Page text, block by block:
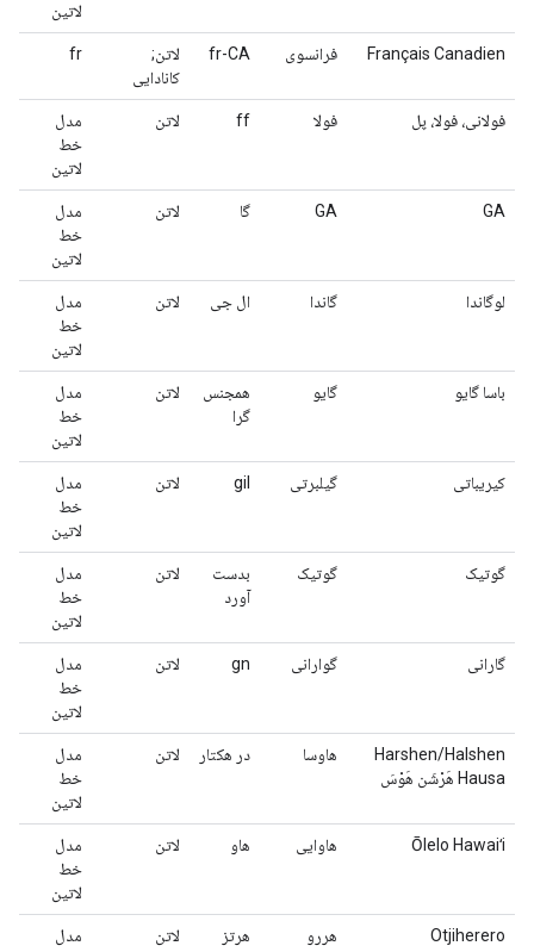
لاتین
Français Canadien فرانسوی fr-CA
لاتن;
کانادایی
fr
فولانی، فولا، پل فولا ff لاتن
مدل
خط
لاتین
GA
GA گا لاتن
مدل
خط
لاتین
لوگاندا گاندا ال جی لاتن
مدل
خط
لاتین
باسا گایو گایو
همجنس
گرا
لاتن
مدل
خط
لاتین
کیریباتی گیلبرتی gil لاتن
مدل
خط
لاتین
گوتیک گوتیک
بدست
آورد
لاتن
مدل
خط
لاتین
گارانی گوارانی gn لاتن
مدل
خط
لاتین
Harshen/Halshen
Hausa هَرْشَن هَوْسَ
هاوسا در هکتار لاتن
مدل
خط
لاتین
Ōlelo Hawaiʻi هاوایی هاو لاتن
مدل
خط
لاتین
Otjiherero هررو هرتز لاتن
مدل